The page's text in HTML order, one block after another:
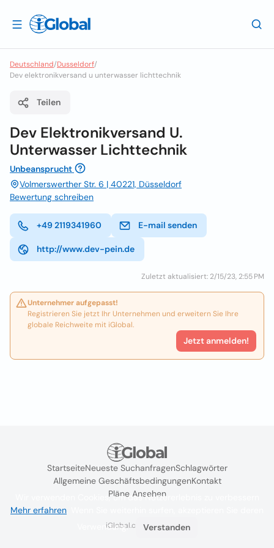
Deutschland/Dusseldorf/
Dev elektronikversand u unterwasser lichttechnik
Teilen
Dev Elektronikversand U.
Unterwasser Lichttechnik
Unbeansprucht
Volmerswerther Str. 6 | 40221, Düsseldorf
Bewertung schreiben
+49 2119341960 E-mail senden
http://www.dev-pein.de
Zuletzt aktualisiert: 2/15/23, 2:55 PM
Unternehmer aufgepasst!
Registrieren Sie jetzt Ihr Unternehmen und erweitern Sie Ihre
globale Reichweite mit iGlobal.
Jetzt anmelden!
StartseiteNeueste SuchanfragenSchlagwörter
Allgemeine GeschäftsbedingungenKontakt
Pläne Ansehen
iGlobal.co @ 2024
Wir verwenden Cookies, um das Nutzererlebnis zu verbessern
Mehr erfahren
Verwendung.
Verstanden